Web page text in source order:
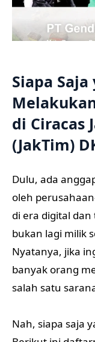
Siapa
di Ciracas
(JakTim)
Dulu, ada
oleh
di era digital
bukan lagi milik
Nyatanya, jika
banyak orang
salah satu
Nah, siapa saja